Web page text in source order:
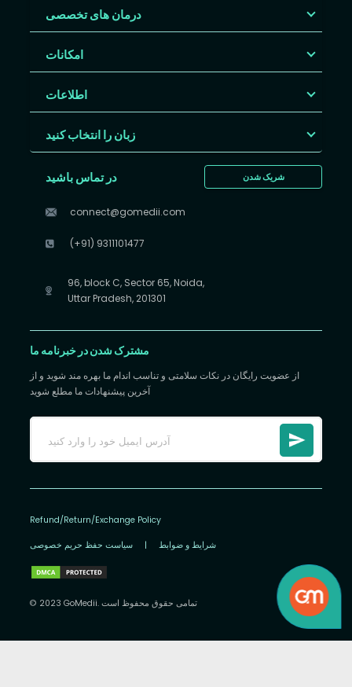
درمان های تخصصی
امکانات
اطلاعات
زبان را انتخاب کنید
شریک شدن در تماس باشید
connect@gomedii.com
(+91) 9311101477
96, block C, Sector 65, Noida,
Uttar Pradesh, 201301
مشترک شدن در خبرنامه ما
از عضویت رایگان در نکات سلامتی و تناسب اندام ما بهره مند شوید و از
آخرین پیشنهادات ما مطلع شوید
Refund/Return/Exchange Policy
سیاست حفظ حریم خصوصی | شرایط و ضوابط
© 2023 GoMedii. تمامی حقوق محفوظ است